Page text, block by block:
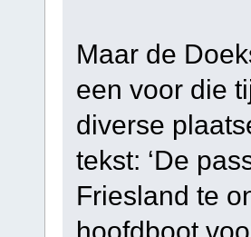
Maar de
een voor die
diverse
tekst: ‘De
Friesland te
hoofdboot